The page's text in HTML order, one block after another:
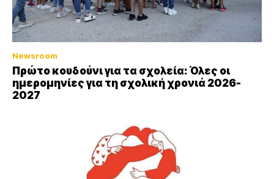
Newsroom
Πρώτο κουδούνι για τα σχολεία: Όλες οι
ημερομηνίες για τη σχολική χρονιά 2026-
2027